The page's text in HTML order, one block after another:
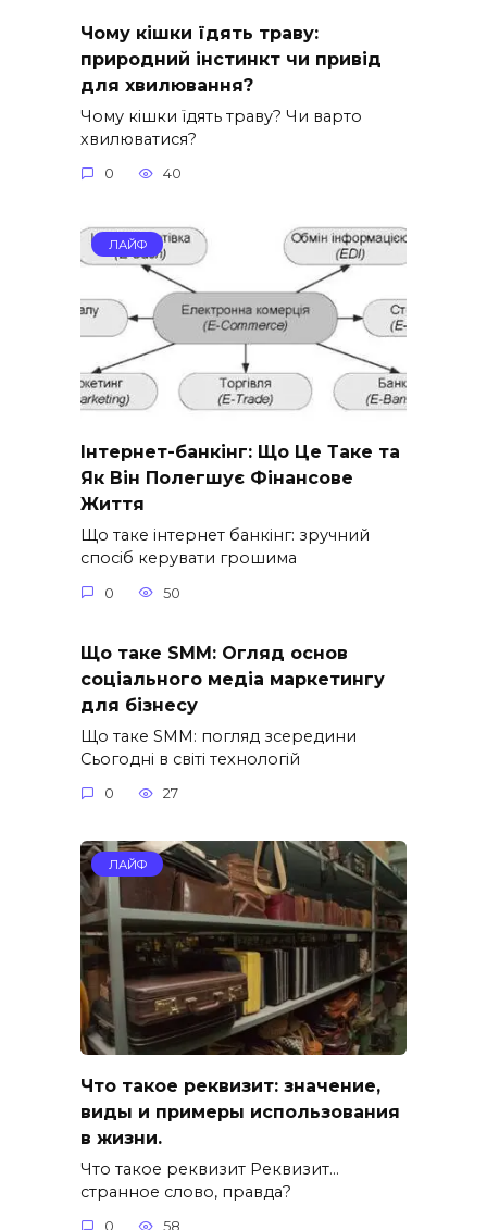
Чому кішки їдять траву:
природний інстинкт чи привід
для хвилювання?
Чому кішки їдять траву? Чи варто
хвилюватися?
0 40
ЛАЙФ
Інтернет-банкінг: Що Це Таке та
Як Він Полегшує Фінансове
Життя
Що таке інтернет банкінг: зручний
спосіб керувати грошима
0 50
Що таке SMM: Огляд основ
соціального медіа маркетингу
для бізнесу
Що таке SMM: погляд зсередини
Сьогодні в світі технологій
0 27
ЛАЙФ
Что такое реквизит: значение,
виды и примеры использования
в жизни.
Что такое реквизит Реквизит…
странное слово, правда?
0 58